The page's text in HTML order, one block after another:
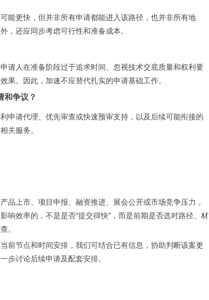
能更快，但并非所有申请都能进入该路径，也并非所有地
，还应同步考虑可行性和准备成本。
请人在准备阶段过于追求时间、忽视技术交底质量和权利要
果。因此，加速不应替代扎实的申请基础工作。
和争议？
申请代理、优先审查或快速预审支持，以及后续可能衔接的
关服务。
品上市、项目申报、融资推进、展会公开或市场竞争压力，
响效率的，不是是否“提交得快”，而是前期是否选对路径、材
。
前节点和时间安排，我们可结合已有信息，协助判断该案更
步讨论后续申请及配套安排。